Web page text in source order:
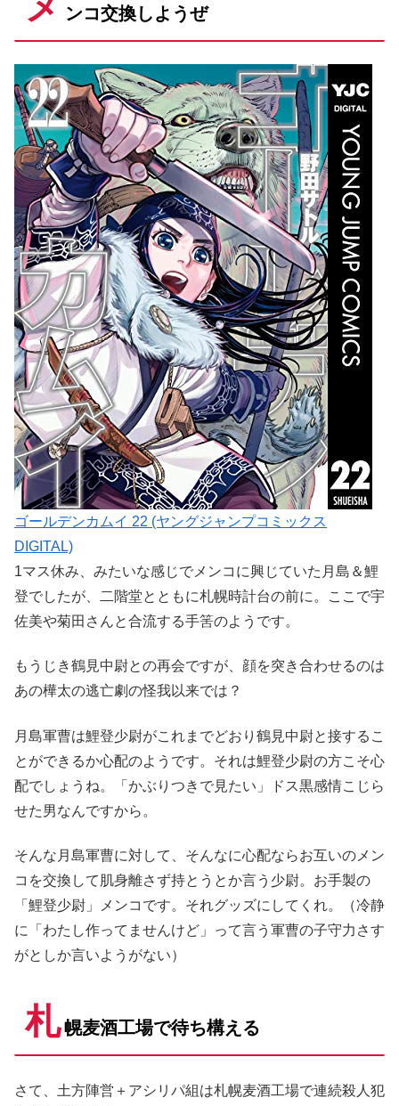
ンコ交換しようぜ
ゴールデンカムイ 22 (ヤングジャンプコミックス
DIGITAL)
1マス休み、みたいな感じでメンコに興じていた月島＆鯉
登でしたが、二階堂とともに札幌時計台の前に。ここで宇
佐美や菊田さんと合流する手筈のようです。
もうじき鶴見中尉との再会ですが、顔を突き合わせるのは
あの樺太の逃亡劇の怪我以来では？
月島軍曹は鯉登少尉がこれまでどおり鶴見中尉と接するこ
とができるか心配のようです。それは鯉登少尉の方こそ心
配でしょうね。「かぶりつきで見たい」ドス黒感情こじら
せた男なんですから。
そんな月島軍曹に対して、そんなに心配ならお互いのメン
コを交換して肌身離さず持とうとか言う少尉。お手製の
「鯉登少尉」メンコです。それグッズにしてくれ。（冷静
に「わたし作ってませんけど」って言う軍曹の子守力さす
がとしか言いようがない）
札幌麦酒工場で待ち構える
さて、土方陣営＋アシリパ組は札幌麦酒工場で連続殺人犯